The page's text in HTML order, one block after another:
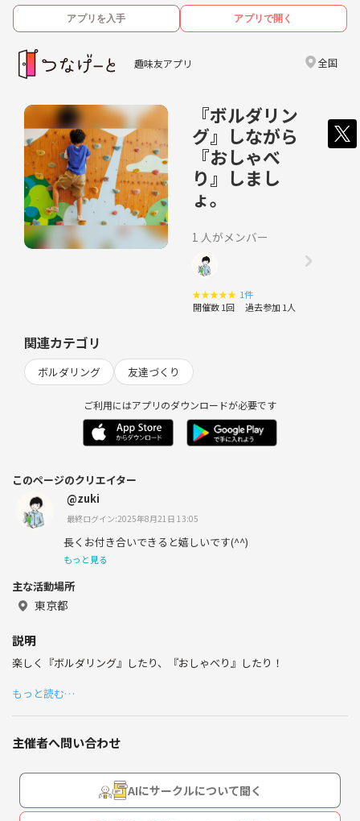
アプリを入手 アプリで開く
趣味友アプリ 全国
『ボルダリン
グ』しながら
『おしゃべ
り』しまし
ょ。
1 人がメンバー
★★★★★ 1件
開催数 1回 過去参加 1人
関連カテゴリ
ボルダリング 友達づくり
ご利用にはアプリのダウンロードが必要です
このページのクリエイター
@zuki
最終ログイン:2025年8月21日 13:05
長くお付き合いできると嬉しいです(⁠^⁠^⁠)
もっと見る
主な活動場所
東京都
説明
楽しく『ボルダリング』したり、『おしゃべり』したり！
もっと読む…
主催者へ問い合わせ
AIにサークルについて聞く